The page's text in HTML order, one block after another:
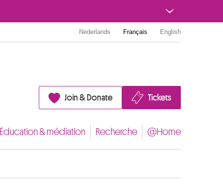
Nederlands Français English
Join & Donate Tickets
Éducation & médiation Recherche @Home